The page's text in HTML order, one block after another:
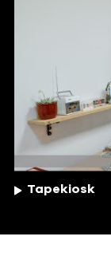
Tapekiosk